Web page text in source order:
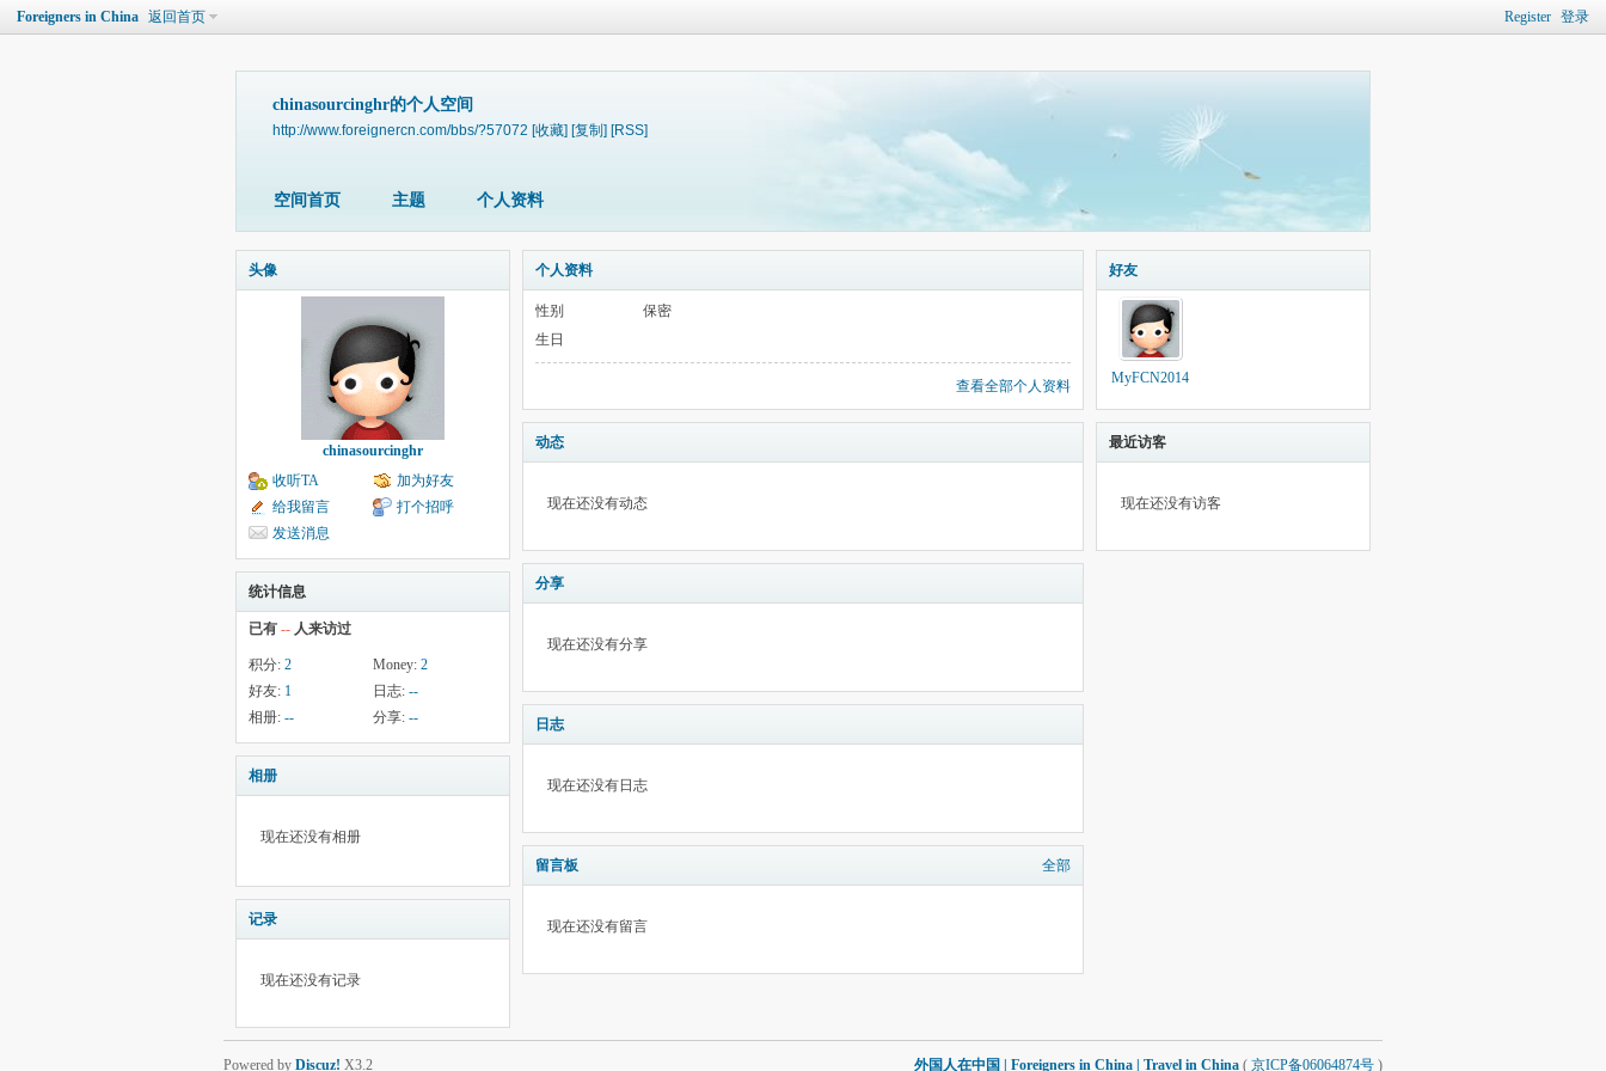
Register 登录
Foreigners in China 返回首页
chinasourcinghr的个人空间
http://www.foreignercn.com/bbs/?57072 [收藏] [复制] [RSS]
空间首页 主题 个人资料
头像
chinasourcinghr
收听TA
加为好友
给我留言
打个招呼
发送消息
统计信息
已有 -- 人来访过
积分: 2 Money: 2
好友: 1 日志: --
相册: -- 分享: --
相册
现在还没有相册
记录
现在还没有记录
个人资料
性别
保密
生日
查看全部个人资料
动态
现在还没有动态
分享
现在还没有分享
日志
现在还没有日志
留言板 全部
现在还没有留言
好友
MyFCN2014
最近访客
现在还没有访客
外国人在中国 | Foreigners in China | Travel in China ( 京ICP备06064874号 )
Powered by Discuz! X3.2